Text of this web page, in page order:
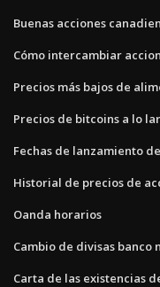
Buenas acciones
Cómo intercambiar
Precios más bajos de
Precios de bitcoins a lo
Fechas de lanzamiento
Historial de precios de
Oanda horarios
Cambio de divisas banco
Carta de las existencias